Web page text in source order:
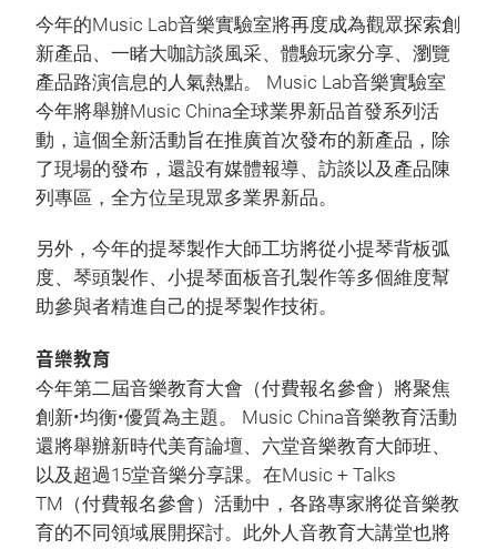
今年的Music Lab音樂實驗室將再度成為觀眾探索創
新產品、一睹大咖訪談風采、體驗玩家分享、瀏覽
產品路演信息的人氣熱點。 Music Lab音樂實驗室
今年將舉辦Music China全球業界新品首發系列活
動，這個全新活動旨在推廣首次發布的新產品，除
了現場的發布，還設有媒體報導、訪談以及產品陳
列專區，全方位呈現眾多業界新品。
另外，今年的提琴製作大師工坊將從小提琴背板弧
度、琴頭製作、小提琴面板音孔製作等多個維度幫
助參與者精進自己的提琴製作技術。
音樂教育
今年第二屆音樂教育大會（付費報名參會）將聚焦
創新•均衡•優質為主題。 Music China音樂教育活動
還將舉辦新時代美育論壇、六堂音樂教育大師班、
以及超過15堂音樂分享課。在Music + Talks
TM（付費報名參會）活動中，各路專家將從音樂教
育的不同領域展開探討。此外人音教育大講堂也將